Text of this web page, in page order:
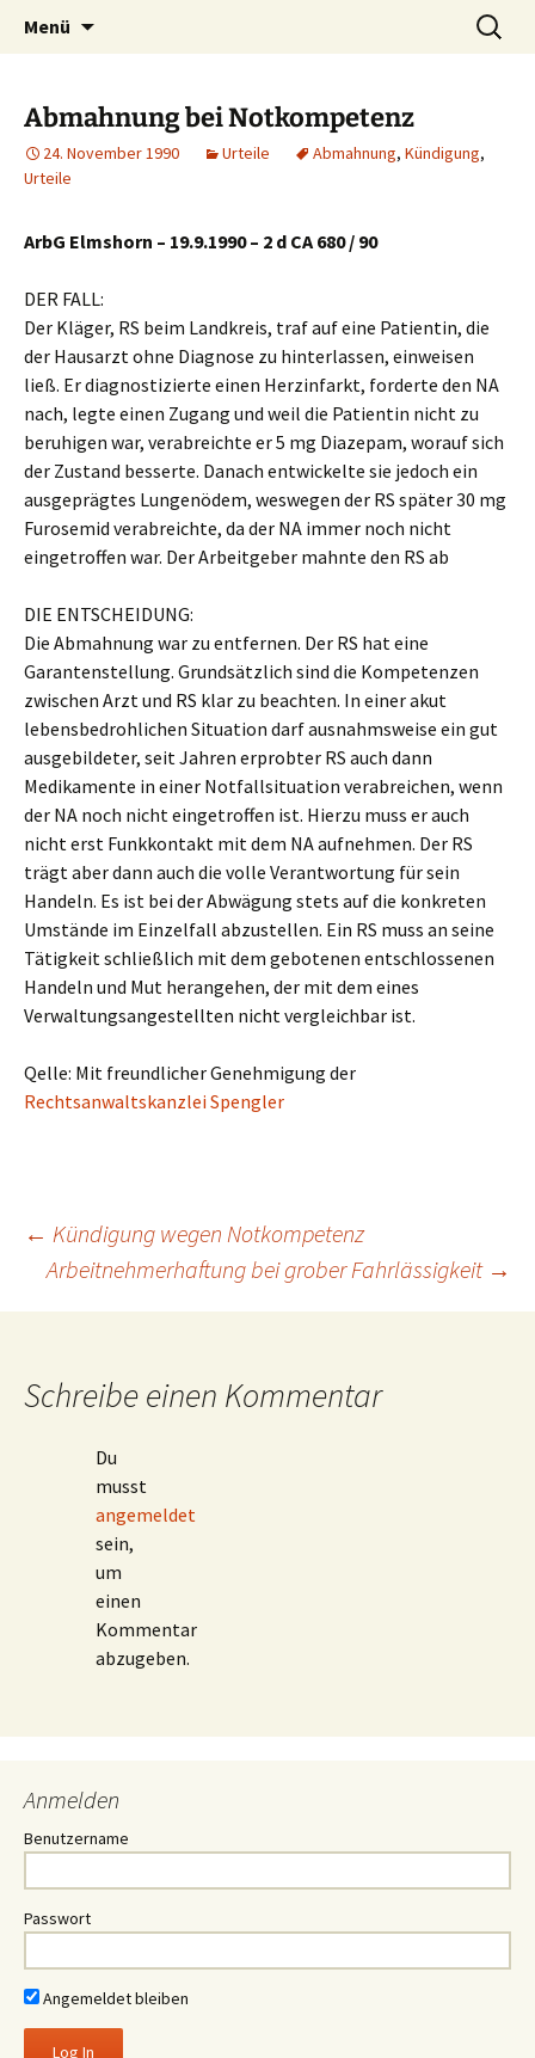
Menü
Suchen
nach:
Abmahnung bei Notkompetenz
24. November 1990 Urteile Abmahnung, Kündigung,
Urteile
ArbG Elmshorn – 19.9.1990 – 2 d CA 680 / 90
DER FALL:
Der Kläger, RS beim Landkreis, traf auf eine Patientin, die
der Hausarzt ohne Diagnose zu hinterlassen, einweisen
ließ. Er diagnostizierte einen Herzinfarkt, forderte den NA
nach, legte einen Zugang und weil die Patientin nicht zu
beruhigen war, verabreichte er 5 mg Diazepam, worauf sich
der Zustand besserte. Danach entwickelte sie jedoch ein
ausgeprägtes Lungenödem, weswegen der RS später 30 mg
Furosemid verabreichte, da der NA immer noch nicht
eingetroffen war. Der Arbeitgeber mahnte den RS ab
DIE ENTSCHEIDUNG:
Die Abmahnung war zu entfernen. Der RS hat eine
Garantenstellung. Grundsätzlich sind die Kompetenzen
zwischen Arzt und RS klar zu beachten. In einer akut
lebensbedrohlichen Situation darf ausnahmsweise ein gut
ausgebildeter, seit Jahren erprobter RS auch dann
Medikamente in einer Notfallsituation verabreichen, wenn
der NA noch nicht eingetroffen ist. Hierzu muss er auch
nicht erst Funkkontakt mit dem NA aufnehmen. Der RS
trägt aber dann auch die volle Verantwortung für sein
Handeln. Es ist bei der Abwägung stets auf die konkreten
Umstände im Einzelfall abzustellen. Ein RS muss an seine
Tätigkeit schließlich mit dem gebotenen entschlossenen
Handeln und Mut herangehen, der mit dem eines
Verwaltungsangestellten nicht vergleichbar ist.
Qelle: Mit freundlicher Genehmigung der
Rechtsanwaltskanzlei Spengler
Beitragsnavigation
← Kündigung wegen Notkompetenz
Arbeitnehmerhaftung bei grober Fahrlässigkeit →
Schreibe einen Kommentar
Du
musst
angemeldet
sein,
um
einen
Kommentar
abzugeben.
Anmelden
Benutzername
Passwort
Angemeldet bleiben